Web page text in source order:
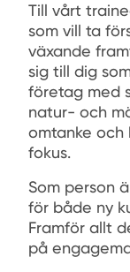
Till vårt
som vill ta
växande
sig till dig
företag med
natur- och
omtanke och
fokus.
Som person
för både ny
Framför allt
på